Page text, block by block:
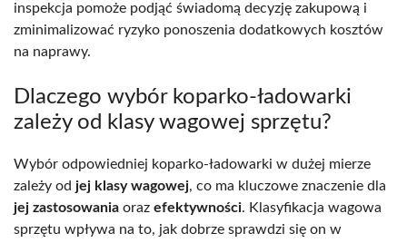
inspekcja pomoże podjąć świadomą decyzję zakupową i
zminimalizować ryzyko ponoszenia dodatkowych kosztów
na naprawy.
Dlaczego wybór koparko-ładowarki
zależy od klasy wagowej sprzętu?
Wybór odpowiedniej koparko-ładowarki w dużej mierze
zależy od jej klasy wagowej, co ma kluczowe znaczenie dla
jej zastosowania oraz efektywności. Klasyfikacja wagowa
sprzętu wpływa na to, jak dobrze sprawdzi się on w